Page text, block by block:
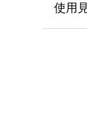
使用